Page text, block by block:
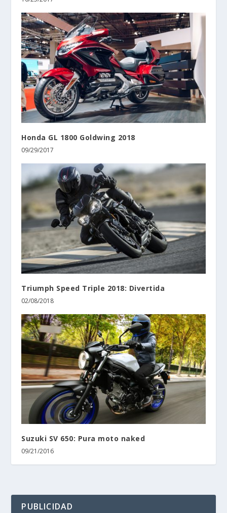
Honda GL 1800 Goldwing 2018
09/29/2017
Triumph Speed Triple 2018: Divertida
02/08/2018
Suzuki SV 650: Pura moto naked
09/21/2016
PUBLICIDAD